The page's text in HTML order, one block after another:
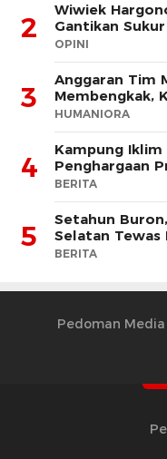
2
Wiwiek
Gantikan
OPINI
3
Anggaran Tim
Membengkak,
HUMANIORA
4
Kampung Iklim
Penghargaan
BERITA
5
Setahun
Selatan Tewas
BERITA
Pedoman Media